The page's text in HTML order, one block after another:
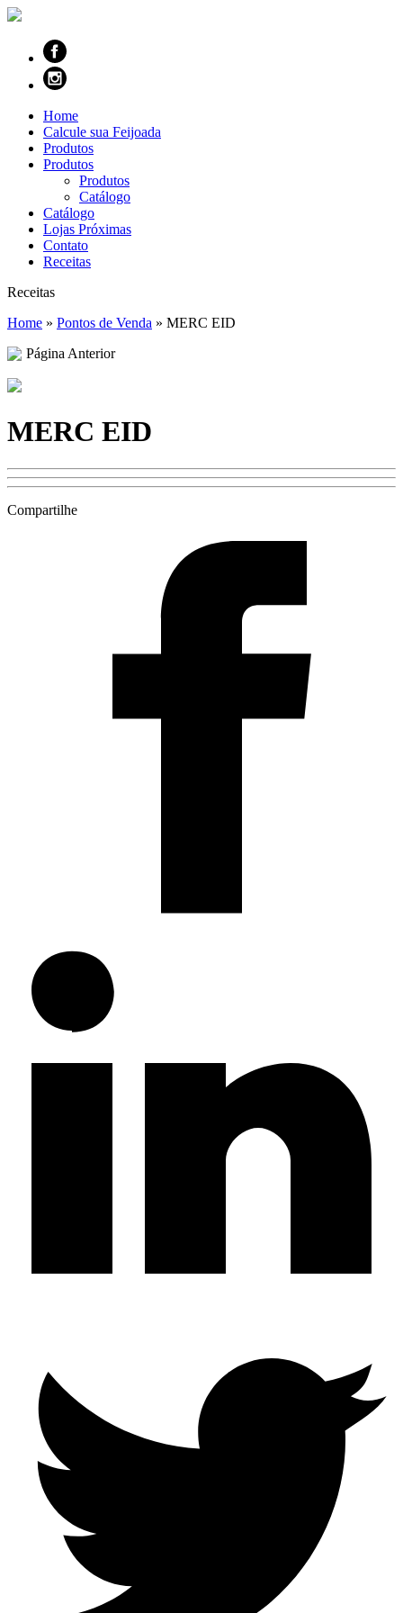
Home
Calcule sua Feijoada
Produtos
Produtos
Produtos
Catálogo
Catálogo
Lojas Próximas
Contato
Receitas
Receitas
Home » Pontos de Venda » MERC EID
Página Anterior
MERC EID
Compartilhe